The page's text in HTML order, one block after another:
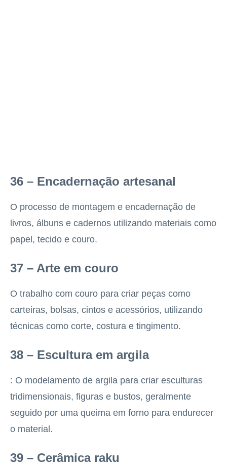
36 – Encadernação artesanal
O processo de montagem e encadernação de
livros, álbuns e cadernos utilizando materiais como
papel, tecido e couro.
37 – Arte em couro
O trabalho com couro para criar peças como
carteiras, bolsas, cintos e acessórios, utilizando
técnicas como corte, costura e tingimento.
38 – Escultura em argila
: O modelamento de argila para criar esculturas
tridimensionais, figuras e bustos, geralmente
seguido por uma queima em forno para endurecer
o material.
39 – Cerâmica raku